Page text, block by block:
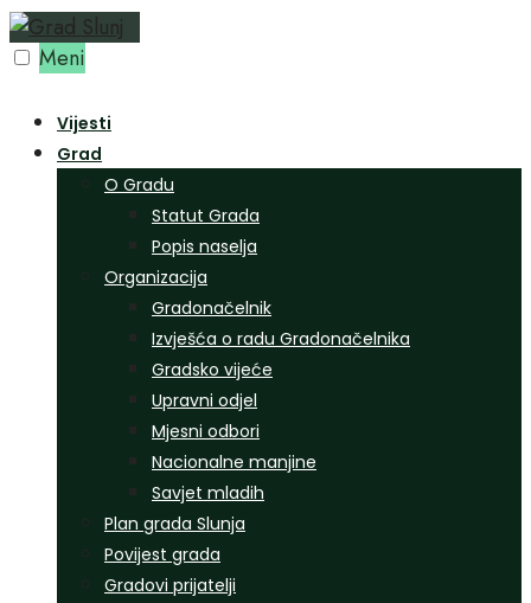
Preskoči
na Meni
Vijesti
Grad
O Gradu
Statut Grada
Popis naselja
Organizacija
Gradonačelnik
Izvješća o radu Gradonačelnika
Gradsko vijeće
Upravni odjel
Mjesni odbori
Nacionalne manjine
Savjet mladih
Plan grada Slunja
Povijest grada
Gradovi prijatelji